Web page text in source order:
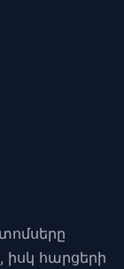
իսկ հարցերի